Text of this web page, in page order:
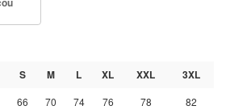
S M L XL XXL
3XL
66 70 74 76 78 82